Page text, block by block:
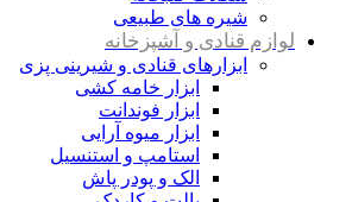
شیره های طبیعی
لوازم قنادی و آشپزخانه
ابزارهای قنادی و شیرینی پزی
ابزار خامه کشی
ابزار فوندانت
ابزار میوه آرایی
استامپ و استنسیل
الک و پودر پاش